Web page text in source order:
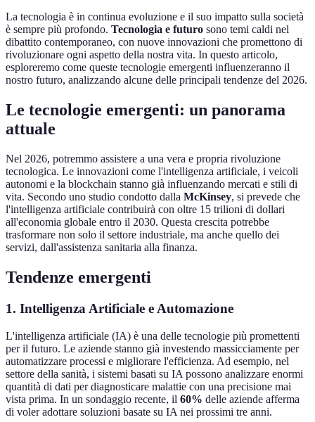
La tecnologia è in continua evoluzione e il suo impatto sulla società
è sempre più profondo. Tecnologia e futuro sono temi caldi nel
dibattito contemporaneo, con nuove innovazioni che promettono di
rivoluzionare ogni aspetto della nostra vita. In questo articolo,
esploreremo come queste tecnologie emergenti influenzeranno il
nostro futuro, analizzando alcune delle principali tendenze del 2026.
Le tecnologie emergenti: un panorama
attuale
Nel 2026, potremmo assistere a una vera e propria rivoluzione
tecnologica. Le innovazioni come l'intelligenza artificiale, i veicoli
autonomi e la blockchain stanno già influenzando mercati e stili di
vita. Secondo uno studio condotto dalla McKinsey, si prevede che
l'intelligenza artificiale contribuirà con oltre 15 trilioni di dollari
all'economia globale entro il 2030. Questa crescita potrebbe
trasformare non solo il settore industriale, ma anche quello dei
servizi, dall'assistenza sanitaria alla finanza.
Tendenze emergenti
1. Intelligenza Artificiale e Automazione
L'intelligenza artificiale (IA) è una delle tecnologie più promettenti
per il futuro. Le aziende stanno già investendo massicciamente per
automatizzare processi e migliorare l'efficienza. Ad esempio, nel
settore della sanità, i sistemi basati su IA possono analizzare enormi
quantità di dati per diagnosticare malattie con una precisione mai
vista prima. In un sondaggio recente, il 60% delle aziende afferma
di voler adottare soluzioni basate su IA nei prossimi tre anni.